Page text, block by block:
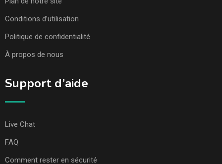
Conditions d’utilisation
Politique de confidentialité
À propos de nous
Support d’aide
Live Chat
FAQ
Comment rester en sécurité